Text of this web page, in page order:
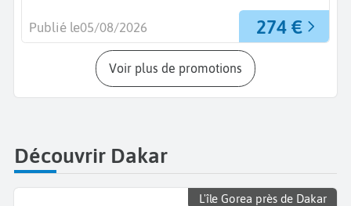
274 €
Publié le05/08/2026
Voir plus de promotions
Découvrir Dakar
L'île Gorea près de Dakar